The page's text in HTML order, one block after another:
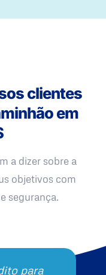
clientes
em
a dizer sobre a
objetivos com
segurança.
para